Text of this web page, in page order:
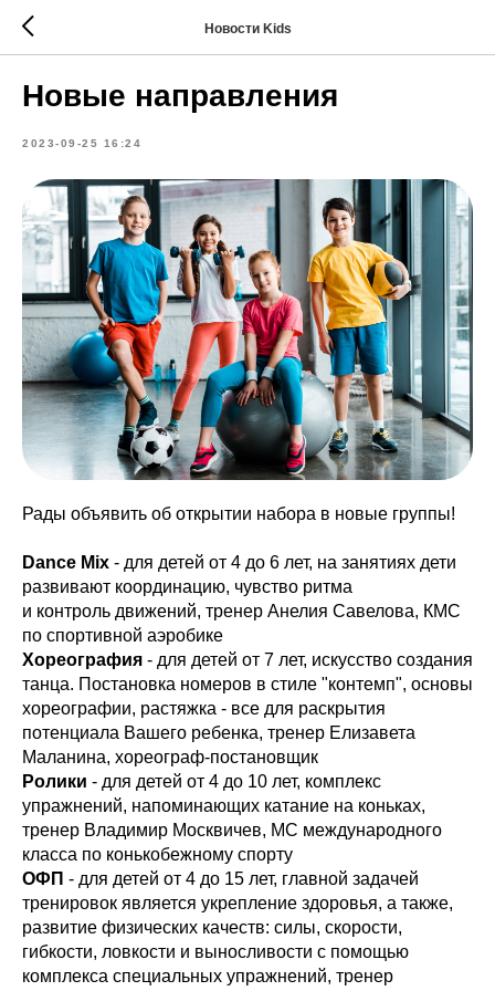
Новости Kids
Новые направления
2023-09-25 16:24
Рады объявить об открытии набора в новые группы!
Dance Mix - для детей от 4 до 6 лет, на занятиях дети
развивают координацию, чувство ритма
и контроль движений, тренер Анелия Савелова, КМС
по спортивной аэробике
Хореография - для детей от 7 лет, искусство создания
танца. Постановка номеров в стиле "контемп", основы
хореографии, растяжка - все для раскрытия
потенциала Вашего ребенка, тренер Елизавета
Маланина, хореограф-постановщик
Ролики - для детей от 4 до 10 лет, комплекс
упражнений, напоминающих катание на коньках,
тренер Владимир Москвичев, МС международного
класса по конькобежному спорту
ОФП - для детей от 4 до 15 лет, главной задачей
тренировок является укрепление здоровья, а также,
развитие физических качеств: силы, скорости,
гибкости, ловкости и выносливости с помощью
комплекса специальных упражнений, тренер